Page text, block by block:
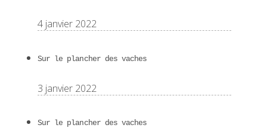
4 janvier 2022
Sur le plancher des vaches
3 janvier 2022
Sur le plancher des vaches